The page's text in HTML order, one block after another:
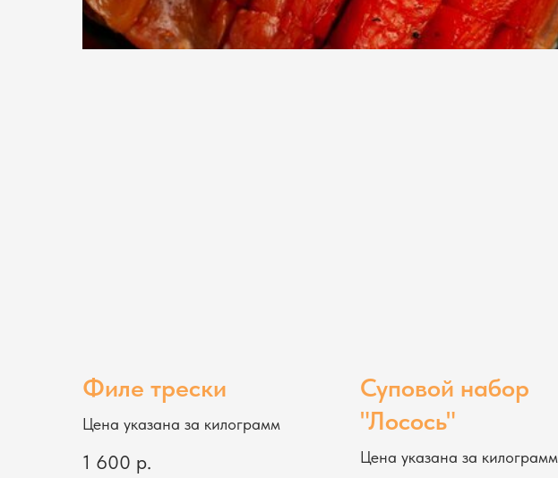
Филе трески
Цена указана за килограмм
1 600 р.
Суповой набор
"Лосось"
Цена указана за килограмм